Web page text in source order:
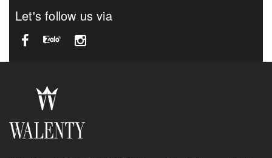
Let's follow us via